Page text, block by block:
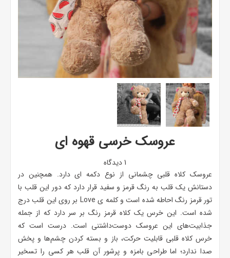
عروسک خرسی قهوه ای
1 دیدگاه
عروسک کلاه قلبی چشمانی از نوع دکمه ای دارد. همچنین در
دستانش یک قلب به رنگ قرمز و سفید قرار دارد که دور این قلب با
تور قرمز رنگ احاطه شده است و کلمه ی Love بر روی این قلب درج
شده است. این خرس یک کلاه قرمز رنگ بر سر دارد که از جمله
جذابیت‌های این عروسک دوست‌داشتنی است. درست است که
خرس کلاه قلبی قابلیت حرکت، باز و بسته‌ کردن چشم‌ها و پخش
صدا ندارد؛ اما طراحی بامزه و پرشور آن قلب هر کسی را تسخیر